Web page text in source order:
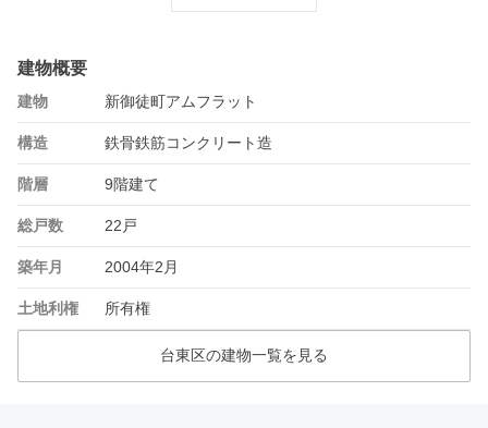
建物概要
建物 新御徒町アムフラット
構造 鉄骨鉄筋コンクリート造
階層 9階建て
総戸数 22戸
築年月 2004年2月
土地利権 所有権
台東区の建物一覧を見る